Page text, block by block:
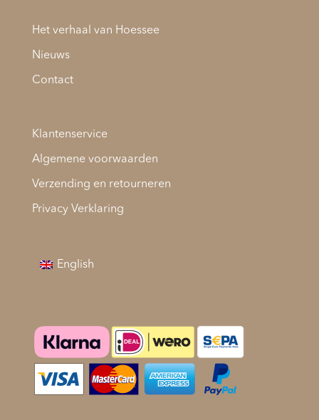
Het verhaal van Hoessee
Nieuws
Contact
Klantenservice
Algemene voorwaarden
Verzending en retourneren
Privacy Verklaring
English